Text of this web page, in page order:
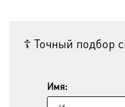
☦ Точный подбор
Имя: